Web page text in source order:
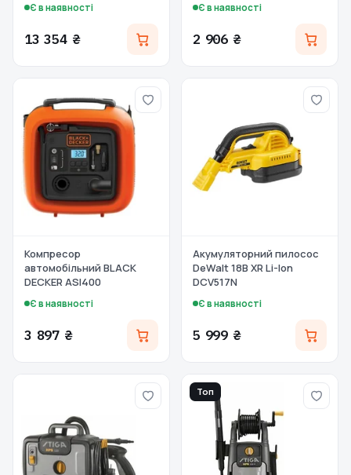
Є в наявності
13 354 ₴
Є в наявності
2 906 ₴
Компресор
автомобільний BLACK
DECKER ASI400
Є в наявності
3 897 ₴
Акумуляторний пилосос
DeWalt 18В XR Li-lon
DCV517N
Є в наявності
5 999 ₴
Топ